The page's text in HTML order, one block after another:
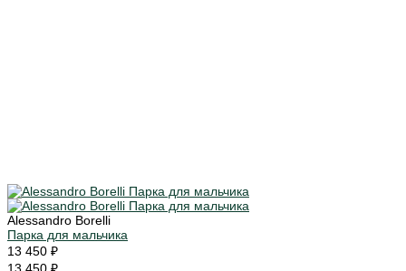
Alessandro Borelli
Парка для мальчика
13 450 ₽